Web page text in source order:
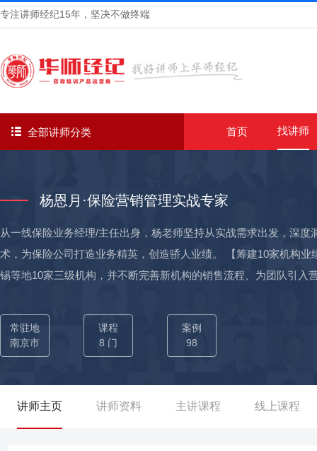
专注讲师经纪15年 ，坚决不做终端
全部讲师分类 首页 找讲师
杨恩月·保险营销管理实战专家
从一线保险业务经理/主任出身，杨老师坚持从实战需求出发，深
术，为保险公司打造业务精英，创造骄人业绩。 【筹建10家机构
锡等地10家三级机构，并不断完善新机构的销售流程、为团队引
（创新班5天-新人衔接训练20天-晋升团60天-新晋主管培训3天）
0天60%晋升率； 【培育业务精英数百人】 ——为德华安顾人寿开
+期，培养精英主管100+位，业务精英3000+人，10余位三级机
人寿开展《NBSS需求导向销售》、《PPM卓越经理人》、《有
常驻地
南京市
课程
8 门
案例
98
讲师主页 讲师资料 主讲课程 线上课程